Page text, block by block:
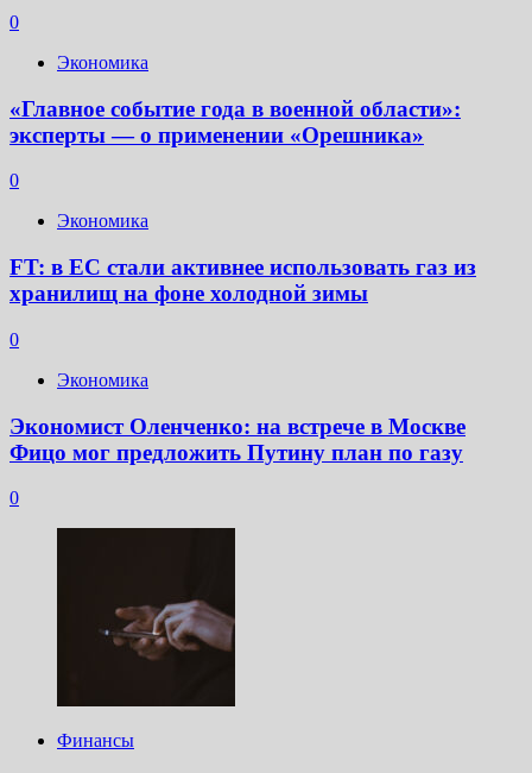
0
Экономика
«Главное событие года в военной области»:
эксперты — о применении «Орешника»
0
Экономика
FT: в ЕС стали активнее использовать газ из
хранилищ на фоне холодной зимы
0
Экономика
Экономист Оленченко: на встрече в Москве
Фицо мог предложить Путину план по газу
0
Финансы